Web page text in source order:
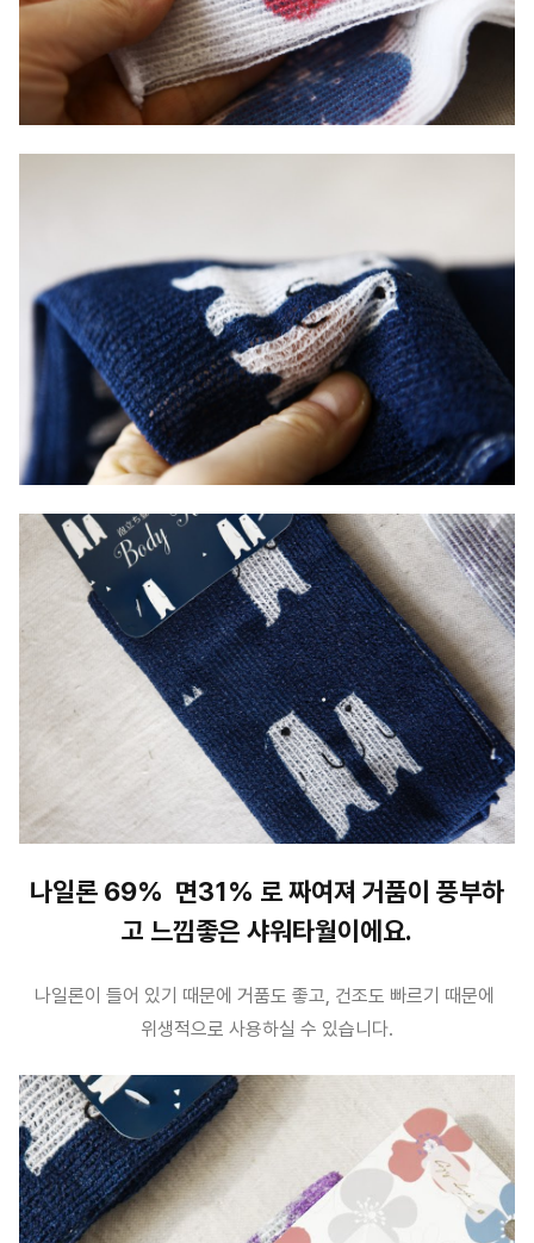
나일론 69% 면31% 로 짜여져 거품이 풍부하
고 느낌좋은 샤워타월이에요.
나일론이 들어 있기 때문에 거품도 좋고, 건조도 빠르기 때문에
위생적으로 사용하실 수 있습니다.